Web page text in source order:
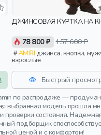
ДЖИНСОВАЯ КУРТКА НА
78 800 ₽ 157 600 ₽
AMIRI
взрослые
Быстрый
по распродаже —
модель прошла
проверки состояния.
подборщик
ценой и с комфортом!